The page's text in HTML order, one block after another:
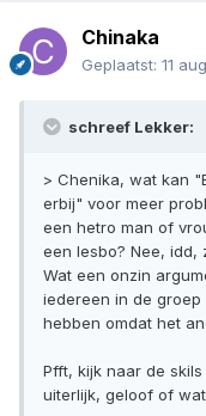
Chinaka
Geplaatst: 11
schreef Lekker:
> Chenika, wat kan
erbij" voor meer
een hetro man of
een lesbo? Nee, idd,
Wat een onzin
iedereen in de
hebben omdat het
Pfft, kijk naar de
uiterlijk, geloof of